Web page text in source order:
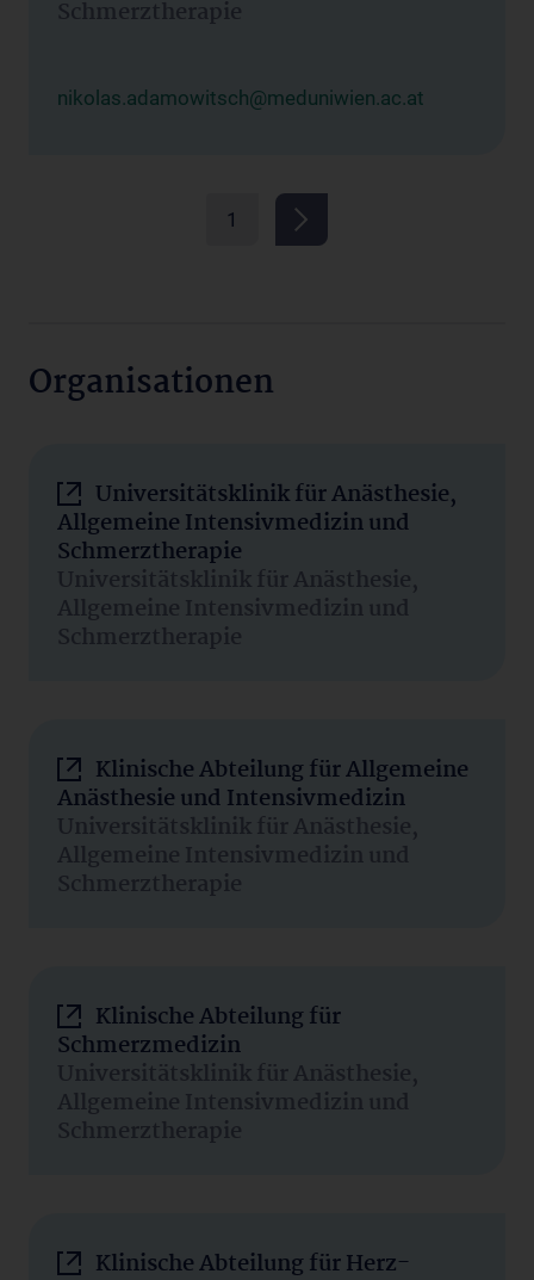
Schmerztherapie
nikolas.adamowitsch@meduniwien.ac.at
1
Organisationen
Universitätsklinik für Anästhesie,
Allgemeine Intensivmedizin und
Schmerztherapie
Universitätsklinik für Anästhesie,
Allgemeine Intensivmedizin und
Schmerztherapie
Klinische Abteilung für Allgemeine
Anästhesie und Intensivmedizin
Universitätsklinik für Anästhesie,
Allgemeine Intensivmedizin und
Schmerztherapie
Klinische Abteilung für
Schmerzmedizin
Universitätsklinik für Anästhesie,
Allgemeine Intensivmedizin und
Schmerztherapie
Klinische Abteilung für Herz-